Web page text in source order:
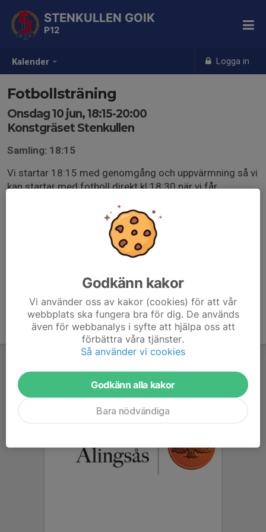
Kalender Logga in
STENKULLEN GOIK
P12
Fotbollsträning
Onsdag 10 jun, 18:15-20:00
Konstgräset Stenkullen
Samling: 18:15
Vi startar 18:15 med genomgång och uppvärmning så vi
kan startar med fotboll direkt kl 18:30 när vi får
Godkänn kakor
Vi använder oss av kakor (cookies) för att vår
webbplats ska fungera bra för dig. De används
även för webbanalys i syfte att hjälpa oss att
förbättra våra tjänster.
Så använder vi cookies
Godkänn alla kakor
Bara nödvändiga